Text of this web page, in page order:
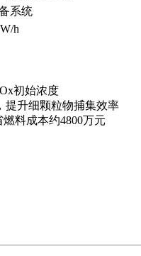
系统
h
初始浓度
提升细颗粒物捕集效率
燃料成本约4800万元